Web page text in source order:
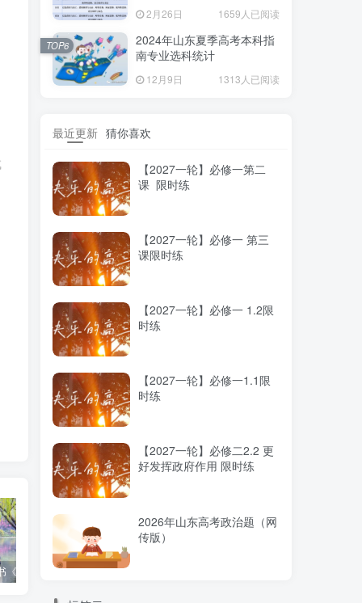
高考蓝皮书《高考研究报告（2025）》出版发行 12种选科组合优劣势
2月26日 1659人已阅读
2024年山东夏季高考本科指
南专业选科统计
12月9日 1313人已阅读
TOP6
最近更新 猜你喜欢
【2027一轮】必修一第二
课 限时练
【2027一轮】必修一 第三
课限时练
【2027一轮】必修一 1.2限
时练
【2027一轮】必修一1.1限
时练
【2027一轮】必修二2.2 更
好发挥政府作用 限时练
2026年山东高考政治题（网
传版）